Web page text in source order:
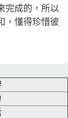
完成的，所以
，懂得珍惜彼